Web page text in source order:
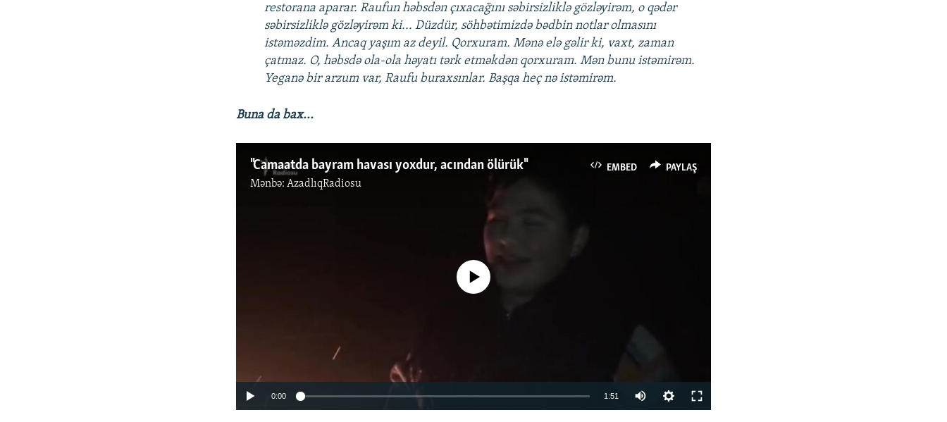
restorana aparar. Raufun həbsdən çıxacağını səbirsizliklə gözləyirəm, o qədər
səbirsizliklə gözləyirəm ki... Düzdür, söhbətimizdə bədbin notlar olmasını
istəməzdim. Ancaq yaşım az deyil. Qorxuram. Mənə elə gəlir ki, vaxt, zaman
çatmaz. O, həbsdə ola-ola həyatı tərk etməkdən qorxuram. Mən bunu istəmirəm.
Yeganə bir arzum var, Raufu buraxsınlar. Başqa heç nə istəmirəm.
Buna da bax...
EMBED PAYLAŞ
"Camaatda bayram havası yoxdur, acından ölürük"
Mənbə:AzadlıqRadiosu
No media source currently available
0:00 1:51